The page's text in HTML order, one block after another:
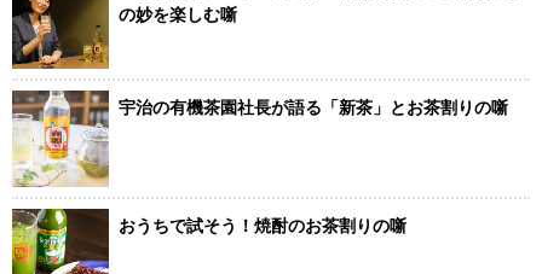
の妙を楽しむ噺
宇治の有機茶園社長が語る「新茶」とお茶割りの噺
おうちで試そう！焼酎のお茶割りの噺